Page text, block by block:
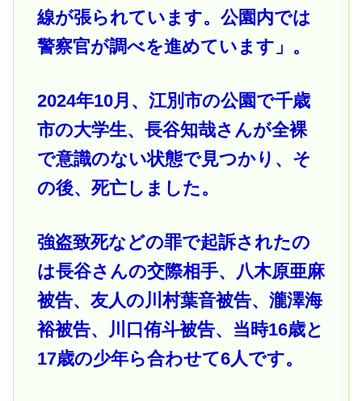
線が張られています。公園内では
警察官が調べを進めています」。
2024年10月、江別市の公園で千歳
市の大学生、長谷知哉さんが全裸
で意識のない状態で見つかり、そ
の後、死亡しました。
強盗致死などの罪で起訴されたの
は長谷さんの交際相手、八木原亜麻
被告、友人の川村葉音被告、瀧澤海
裕被告、川口侑斗被告、当時16歳と
17歳の少年ら合わせて6人です。